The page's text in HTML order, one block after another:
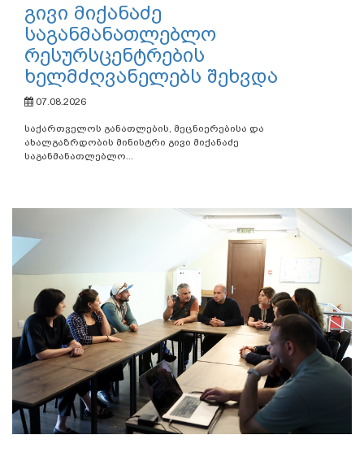
გივი მიქანაძე
საგანმანათლებლო
რესურსცენტრების
ხელმძღვანელებს შეხვდა
07.08.2026
საქართველოს განათლების, მეცნიერებისა და
ახალგაზრდობის მინისტრი გივი მიქანაძე
საგანმანათლებლო...